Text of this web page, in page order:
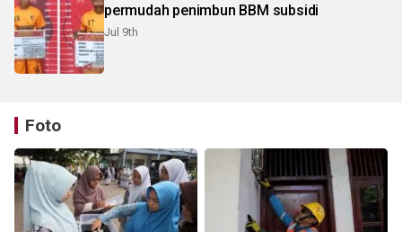
permudah penimbun BBM subsidi
Jul 9th
Foto